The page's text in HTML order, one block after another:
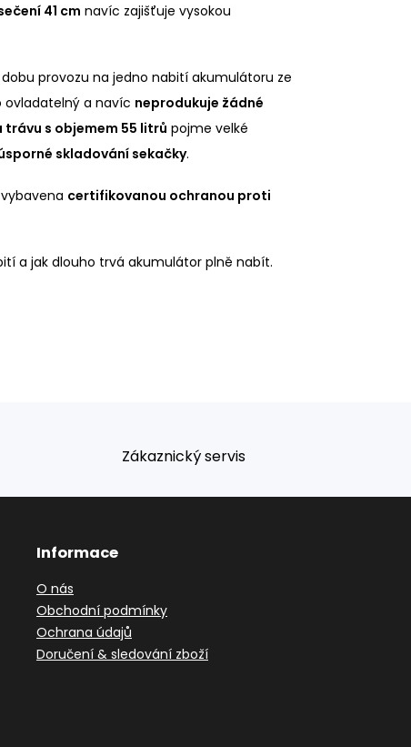
41 cm navíc zajišťuje vysokou
provozu na jedno nabití akumulátoru ze
ovladatelný a navíc neprodukuje žádné
trávu s objemem 55 litrů pojme velké
skladování sekačky.
certifikovanou ochranou proti
a jak dlouho trvá akumulátor plně nabít.
Zákaznický servis
Informace
O nás
Obchodní podmínky
Ochrana údajů
Doručení & sledování zboží